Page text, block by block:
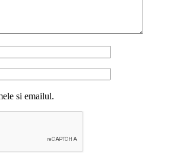
si emailul.